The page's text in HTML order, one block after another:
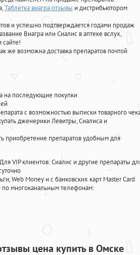
,Таблетка виагра отзывы и дистрибьютором
и успешно подтверждается годами продаж
Виагра или Сиалис в аптеке вслух,
сайте!
же возможна доставка препаратов почтой
на последующие покупки
с возможностью выписки товарного
дженерики Левитры, Сиалиса и
приобретение препаратов удобным для
VIP клиентов: Сиалис и другие препараты
Web Money и с банковских карт Master Card
по многоканальным телефонам:
цена купить в Омске